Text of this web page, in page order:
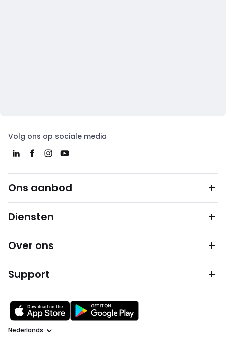
Volg ons op sociale media
Ons aanbod
Diensten
Over ons
Support
Taal